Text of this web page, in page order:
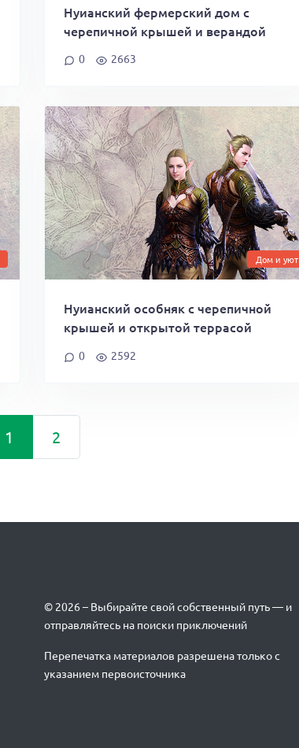
Нуианский фермерский дом с
черепичной крышей и верандой
0 2663
Дом и уют
Нуианский особняк с черепичной
крышей и открытой террасой
0 2592
1 2
© 2026 – Выбирайте свой собственный путь — и
отправляйтесь на поиски приключений
Перепечатка материалов разрешена только с
указанием первоисточника